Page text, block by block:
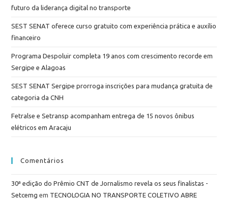
futuro da liderança digital no transporte
SEST SENAT oferece curso gratuito com experiência prática e auxílio
financeiro
Programa Despoluir completa 19 anos com crescimento recorde em
Sergipe e Alagoas
SEST SENAT Sergipe prorroga inscrições para mudança gratuita de
categoria da CNH
Fetralse e Setransp acompanham entrega de 15 novos ônibus
elétricos em Aracaju
Comentários
30ª edição do Prêmio CNT de Jornalismo revela os seus finalistas -
Setcemg em TECNOLOGIA NO TRANSPORTE COLETIVO ABRE